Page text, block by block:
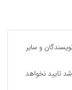
و سایر
تایید نخواهد